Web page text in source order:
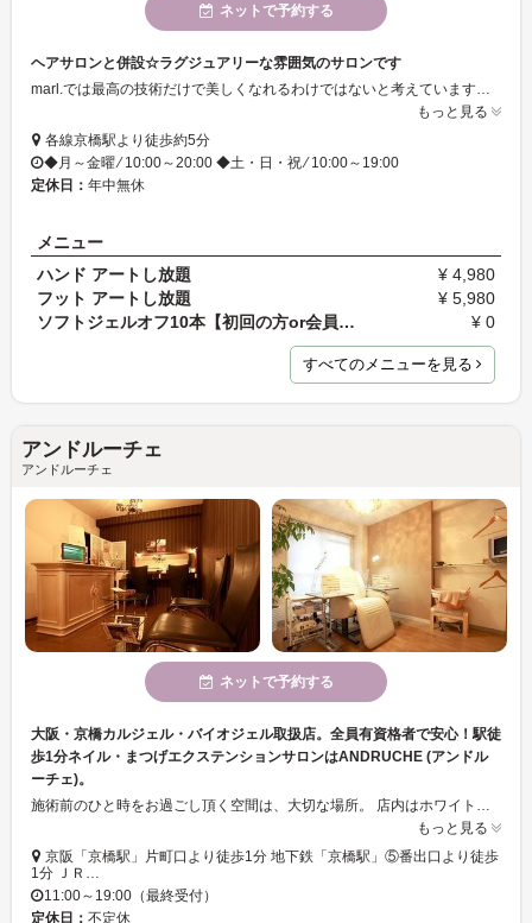
ネットで予約する
ヘアサロンと併設☆ラグジュアリーな雰囲気のサロンです
もっと見る
各線京橋駅より徒歩約5分
◆月～金曜 ⁄ 10:00～20:00 ◆土・日・祝 ⁄ 10:00～19:00
定休日： 年中無休
メニュー
ハンド アートし放題
¥ 4,980
フット アートし放題
¥ 5,980
ソフトジェルオフ10本【初回の方or会員の方】
¥ 0
すべてのメニューを見る
アンドルーチェ
アンドルーチェ
ネットで予約する
大阪・京橋カルジェル・バイオジェル取扱店。全員有資格者で安心！駅徒
歩1分ネイル・まつげエクステンションサロンはANDRUCHE (アンドル
ーチェ)。
施術前のひと時をお過ごし頂く空間は、大切な場所。 店内はホワイトとブラウンを基調としたシックな雰囲気で落ち着いてお待ちいただけます。 シャンデリアのやわらかな明かりのもと、DVDを視聴しながら おしゃべりしながらじっくりケアを。自分だけの癒しのスペースとして・・・ DVDは全席でご視聴いただけます。
もっと見る
京阪「京橋駅」片町口より徒歩1分 地下鉄「京橋駅」⑤番出口より徒歩
1分 ＪＲ…
11:00～19:00（最終受付）
定休日： 不定休